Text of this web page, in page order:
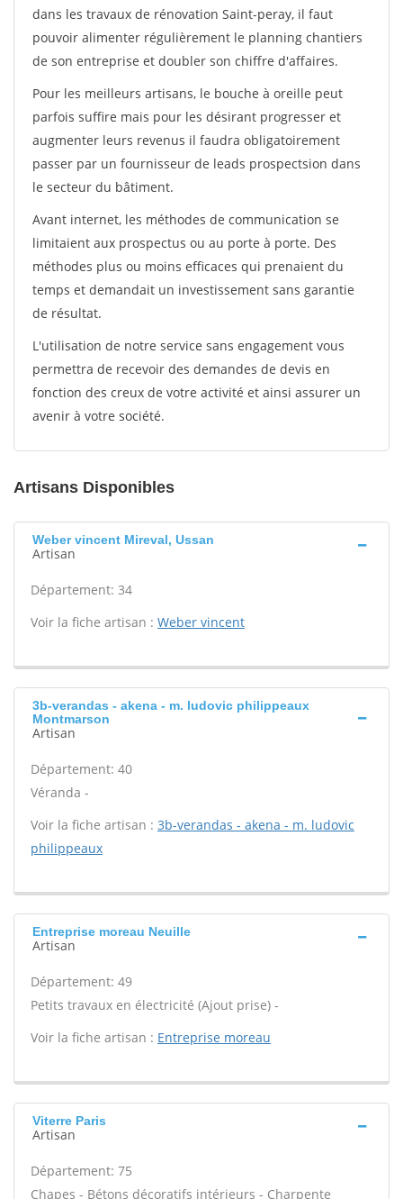
dans les travaux de rénovation Saint-peray, il faut
pouvoir alimenter régulièrement le planning chantiers
de son entreprise et doubler son chiffre d'affaires.
Pour les meilleurs artisans, le bouche à oreille peut
parfois suffire mais pour les désirant progresser et
augmenter leurs revenus il faudra obligatoirement
passer par un fournisseur de leads prospectsion dans
le secteur du bâtiment.
Avant internet, les méthodes de communication se
limitaient aux prospectus ou au porte à porte. Des
méthodes plus ou moins efficaces qui prenaient du
temps et demandait un investissement sans garantie
de résultat.
L'utilisation de notre service sans engagement vous
permettra de recevoir des demandes de devis en
fonction des creux de votre activité et ainsi assurer un
avenir à votre société.
Artisans Disponibles
Weber vincent Mireval, Ussan
Artisan
Département: 34
Voir la fiche artisan : Weber vincent
3b-verandas - akena - m. ludovic philippeaux
Montmarson
Artisan
Département: 40
Véranda -
Voir la fiche artisan : 3b-verandas - akena - m. ludovic
philippeaux
Entreprise moreau Neuille
Artisan
Département: 49
Petits travaux en électricité (Ajout prise) -
Voir la fiche artisan : Entreprise moreau
Viterre Paris
Artisan
Département: 75
Chapes - Bétons décoratifs intérieurs - Charpente